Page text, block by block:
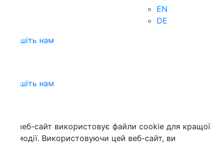
нам
нам
сайт використовує файли cookie для кращої
Використовуючи цей веб-сайт, ви